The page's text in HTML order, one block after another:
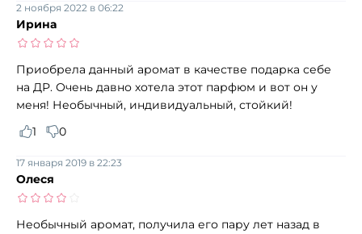
Ирина
2 ноября 2022 в 06:22
Приобрела данный аромат в качестве подарка себе
на ДР. Очень давно хотела этот парфюм и вот он у
меня! Необычный, индивидуальный, стойкий!
1
0
Олеся
17 января 2019 в 22:23
Необычный аромат, получила его пару лет назад в